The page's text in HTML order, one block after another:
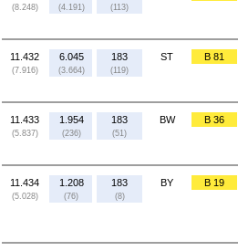
(8.248) (4.191) (113)
11.432
(7.916)
6.045
(3.664)
183
(119)
ST B 81
11.433
(5.837)
1.954
(236)
183
(51)
BW B 36
11.434
(5.028)
1.208
(76)
183
(8)
BY B 19